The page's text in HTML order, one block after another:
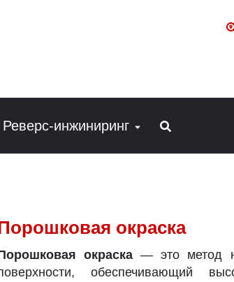
Реверс-инжиниринг
окраска
окраска — это метод
обеспечивающий